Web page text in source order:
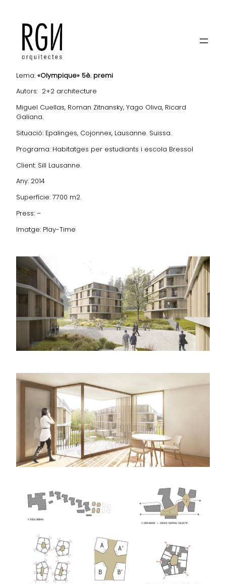
Lema: «Olympique» 5è. premi
Autors: 2+2 architecture
Miguel Cuellas, Roman Zitnansky, Yago Oliva, Ricard
Galiana.
Situació: Epalinges, Cojonnex, Lausanne. Suissa.
Programa: Habitatges per estudiants i escola Bressol
Client: Sill Lausanne.
Any: 2014
Superfície: 7700 m2.
Press: –
Imatge: Play-Time